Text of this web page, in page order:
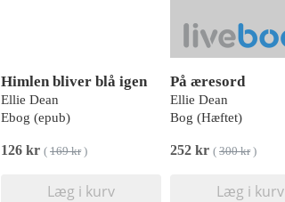
Himlen bliver blå igen
Ellie Dean
Ebog (epub)
126 kr ( 169 kr)
Læg i kurv
På æresord
Ellie Dean
Bog (Hæftet)
252 kr ( 300 kr)
Læg i kurv